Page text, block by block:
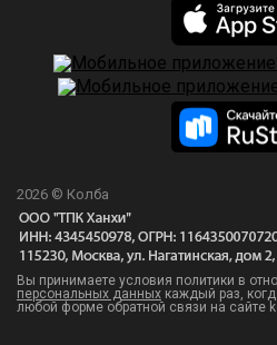
2026 © Колба
Вы принимаете условия политики в
персональных данных каждый раз,
любой форме обратной связи на сайте